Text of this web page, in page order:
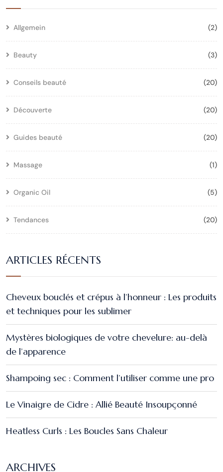
Allgemein (2)
Beauty (3)
Conseils beauté (20)
Découverte (20)
Guides beauté (20)
Massage (1)
Organic Oil (5)
Tendances (20)
ARTICLES RÉCENTS
Cheveux bouclés et crépus à l’honneur : Les produits
et techniques pour les sublimer
Mystères biologiques de votre chevelure: au-delà
de l’apparence
Shampoing sec : Comment l’utiliser comme une pro
Le Vinaigre de Cidre : Allié Beauté Insoupçonné
Heatless Curls : Les Boucles Sans Chaleur
ARCHIVES